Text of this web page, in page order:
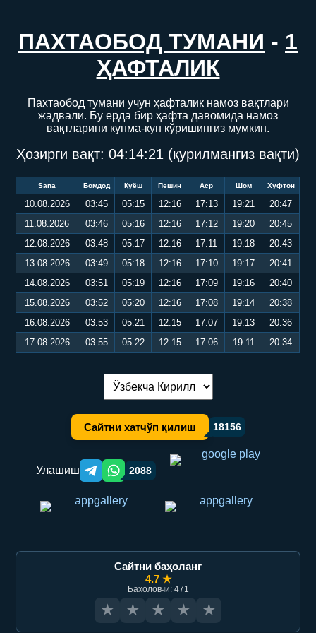
ПАХТАОБОД ТУМАНИ - 1
ҲАФТАЛИК
Пахтаобод тумани учун ҳафталик намоз вақтлари
жадвали. Бу ерда бир ҳафта давомида намоз
вақтларини кунма-кун кўришингиз мумкин.
Ҳозирги вақт: 04:14:21 (қурилмангиз вақти)
Sana Бомдод Қуёш Пешин Аср Шом Хуфтон
10.08.2026 03:45 05:15 12:16 17:13 19:21
20:47
11.08.2026
03:46 05:16 12:16 17:12 19:20
20:45
12.08.2026
03:48 05:17 12:16 17:11 19:18
20:43
13.08.2026
03:49 05:18 12:16 17:10 19:17
20:41
14.08.2026
03:51 05:19 12:16 17:09 19:16
20:40
15.08.2026
03:52 05:20 12:16 17:08 19:14
20:38
16.08.2026
03:53 05:21 12:15 17:07 19:13
20:36
17.08.2026
03:55 05:22 12:15 17:06 19:11 20:34
Тилни алмаштириш:
Сайтни хатчўп қилиш 18156
Улашиш Telegram orqali ulashish
WhatsApp orqali ulashish
2088
Сайтни баҳоланг
4.7 ★
Баҳоловчи: 471
★ ★ ★ ★ ★